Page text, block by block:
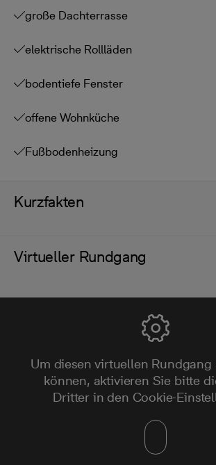
große Dachterrasse
elektrische Rollläden
bodentiefe Fenster
offene Wohnküche
Fußbodenheizung
Kurzfakten
Virtueller Rundgang
Um diesen virtuellen Rundgang
können, aktivieren Sie bitte
Dritter in den Cookie-